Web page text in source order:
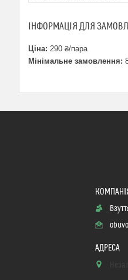
ІНФОРМАЦІЯ ДЛЯ
Ціна: 290 ₴/пара
Мінімальне замовлення: